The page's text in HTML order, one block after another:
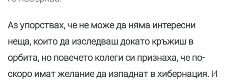
Аз упорствах, че не може да няма интересни
неща, които да изследваш докато кръжиш в
орбита, но повечето колеги си признаха, че по-
скоро имат желание да изпаднат в хибернация. И